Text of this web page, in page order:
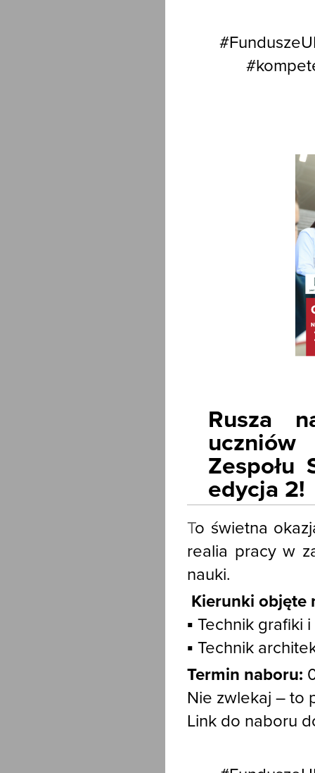
Rusza
uczniów
Zespołu
edycja 2!
To świetna
realia pracy w
nauki.
Kierunki objęte
▪️ Technik grafiki
▪️ Technik
Termin naboru:
Nie zwlekaj – to
Link do naboru